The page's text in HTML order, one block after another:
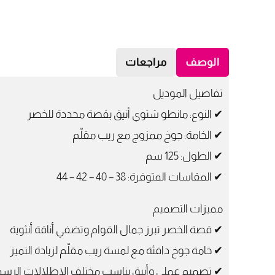
الوصف مراجعات
تفاصيل الموديل
✔ النوع: مانطو شتوي أنيق بقصة محددة للخصر
✔ الخامة: جوخ ممزوج مع ريب مقلّم
✔ الطول: 125 سم
✔ المقاسات المتوفرة: 38 – 40 – 42 – 44
مميزات التصميم
✔ قصة الخصر تبرز جمال القوام وتضفي أناقة أنثوية
✔ خامة جوخ دافئة مع لمسة ريب مقلّم لزيادة التميز
✔ تصميم عملي وأنيق يناسب مختلف الإطلالات